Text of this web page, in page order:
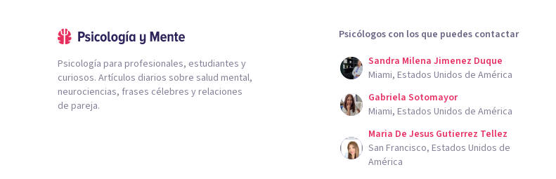
Psicología para profesionales, estudiantes y
curiosos. Artículos diarios sobre salud mental,
neurociencias, frases célebres y relaciones
de pareja.
Psicólogos con los que puedes contactar
Sandra Milena Jimenez Duque
Miami, Estados Unidos de América
Gabriela Sotomayor
Miami, Estados Unidos de América
Maria De Jesus Gutierrez Tellez
San Francisco, Estados Unidos de
América